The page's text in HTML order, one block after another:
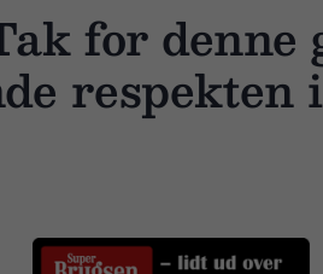
for denne
respekten